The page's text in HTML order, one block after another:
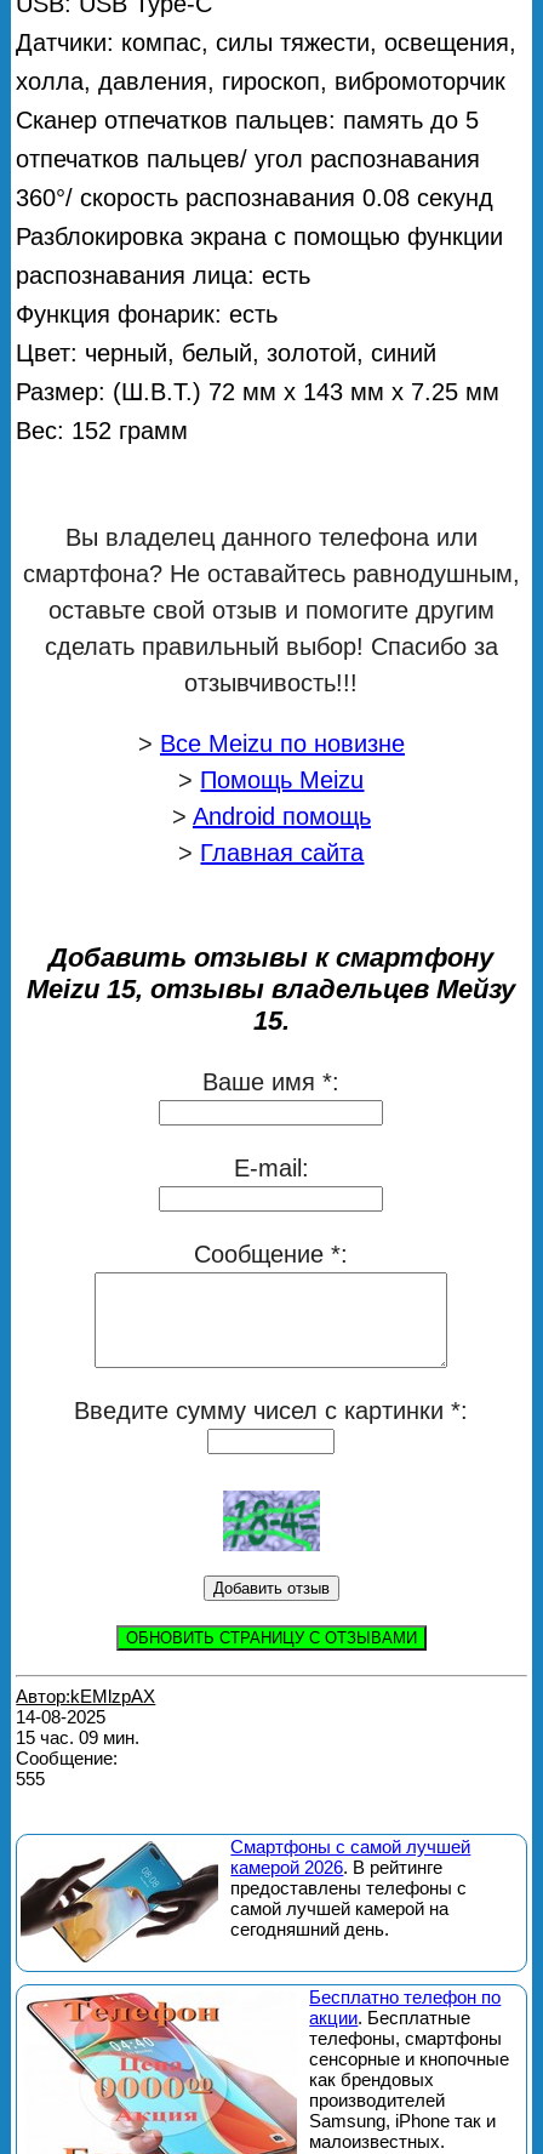
Датчики: компас, силы тяжести, освещения,
холла, давления, гироскоп, вибромоторчик
Сканер отпечатков пальцев: память до 5
отпечатков пальцев/ угол распознавания
360°/ скорость распознавания 0.08 секунд
Разблокировка экрана с помощью функции
распознавания лица: есть
Функция фонарик: есть
Цвет: черный, белый, золотой, синий
Размер: (Ш.В.Т.) 72 мм х 143 мм х 7.25 мм
Вес: 152 грамм
Вы владелец данного телефона или
смартфона? Не оставайтесь равнодушным,
оставьте свой отзыв и помогите другим
сделать правильный выбор! Спасибо за
отзывчивость!!!
> Все Meizu по новизне
> Помощь Meizu
> Android помощь
> Главная сайта
Добавить отзывы к смартфону
Meizu 15, отзывы владельцев Мейзу
15.
Ваше имя *:
E-mail:
Сообщение *:
Введите сумму чисел с картинки *:
ОБНОВИТЬ СТРАНИЦУ С ОТЗЫВАМИ
Автор:kEMlzpAX
14-08-2025
15 час. 09 мин.
Сообщение:
555
Смартфоны с самой лучшей
камерой 2026. В рейтинге
предоставлены телефоны с
самой лучшей камерой на
сегодняшний день.
Бесплатно телефон по
акции. Бесплатные
телефоны, смартфоны
сенсорные и кнопочные
как брендовых
производителей
Samsung, iPhone так и
малоизвестных.